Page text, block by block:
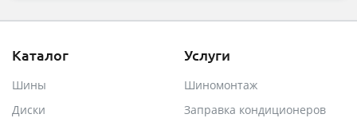
Каталог
Шины
Диски
Услуги
Шиномонтаж
Заправка кондиционеров